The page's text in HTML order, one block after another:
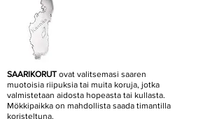
SAARIKORUT ovat valitsemasi saaren
muotoisia riipuksia tai muita koruja, jotka
valmistetaan aidosta hopeasta tai kullasta.
Mökkipaikka on mahdollista saada timantilla
koristeltuna.